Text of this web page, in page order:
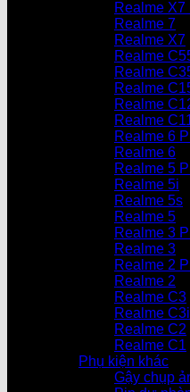
Realme X7
Realme 7
Realme X7
Realme
Realme
Realme
Realme
Realme
Realme 6
Realme 6
Realme 5
Realme 5i
Realme 5s
Realme 5
Realme 3
Realme 3
Realme 2
Realme 2
Realme C3
Realme C3i
Realme C2
Realme C1
Phụ kiện khác
Gậy chụp